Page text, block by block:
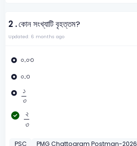
2 .কোন সংখ্যাটি বৃহত্তম?
Updated: 6 months ago
০.০৩
০.৩
১
৩
১৩
২
৩
২৩
PSC PMG Chattogram Postman-2026